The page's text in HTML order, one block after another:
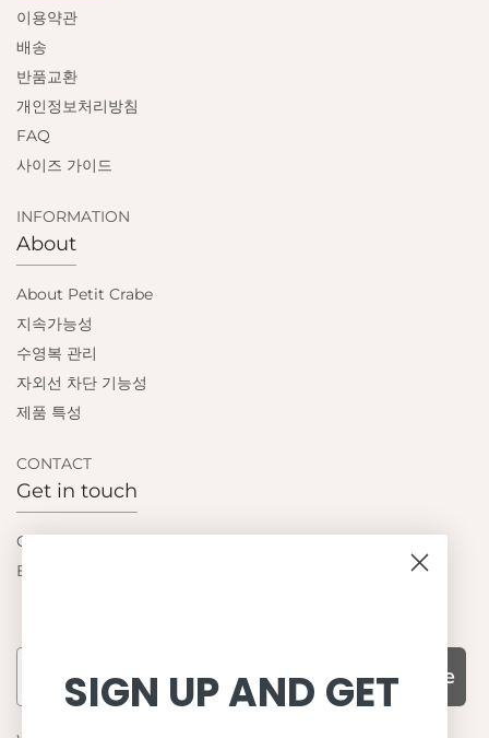
이용약관
배송
반품교환
개인정보처리방침
FAQ
사이즈 가이드
INFORMATION
About
About Petit Crabe
지속가능성
수영복 관리
자외선 차단 기능성
제품 특성
CONTACT
Get in touch
Contact us
Become a retailer
Subscribe
SIGN UP AND GET